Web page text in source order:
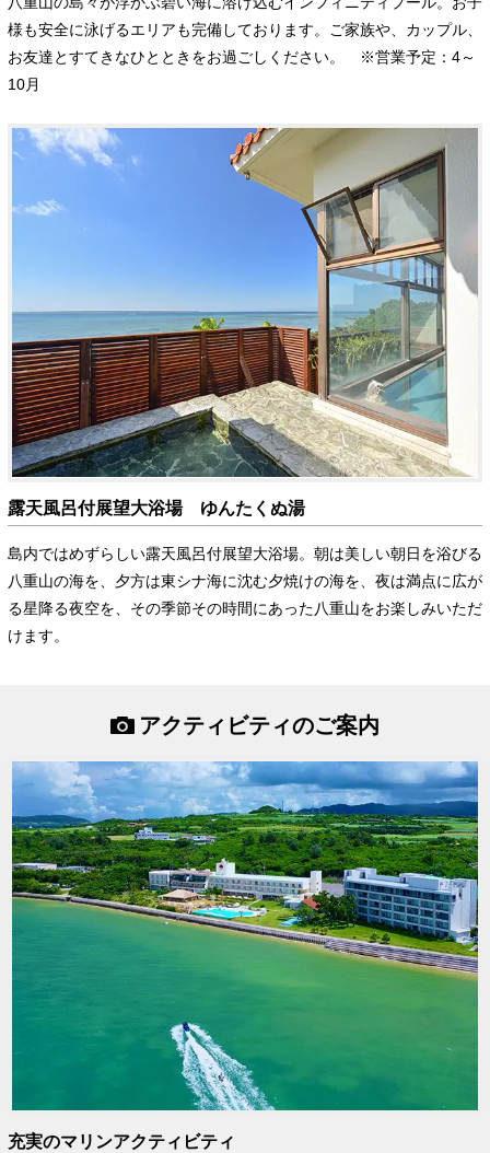
様も安全に泳げるエリアも完備しております。ご家族や、カップル、
お友達とすてきなひとときをお過ごしください。 ※営業予定：4～
10月
露天風呂付展望大浴場 ゆんたくぬ湯
島内ではめずらしい露天風呂付展望大浴場。朝は美しい朝日を浴びる
八重山の海を、夕方は東シナ海に沈む夕焼けの海を、夜は満点に広が
る星降る夜空を、その季節その時間にあった八重山をお楽しみいただ
けます。
アクティビティのご案内
充実のマリンアクティビティ